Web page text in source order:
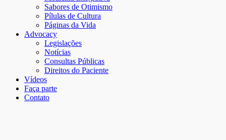
Sabores de Otimismo
Pílulas de Cultura
Páginas da Vida
Advocacy
Legislações
Notícias
Consultas Públicas
Direitos do Paciente
Vídeos
Faça parte
Contato